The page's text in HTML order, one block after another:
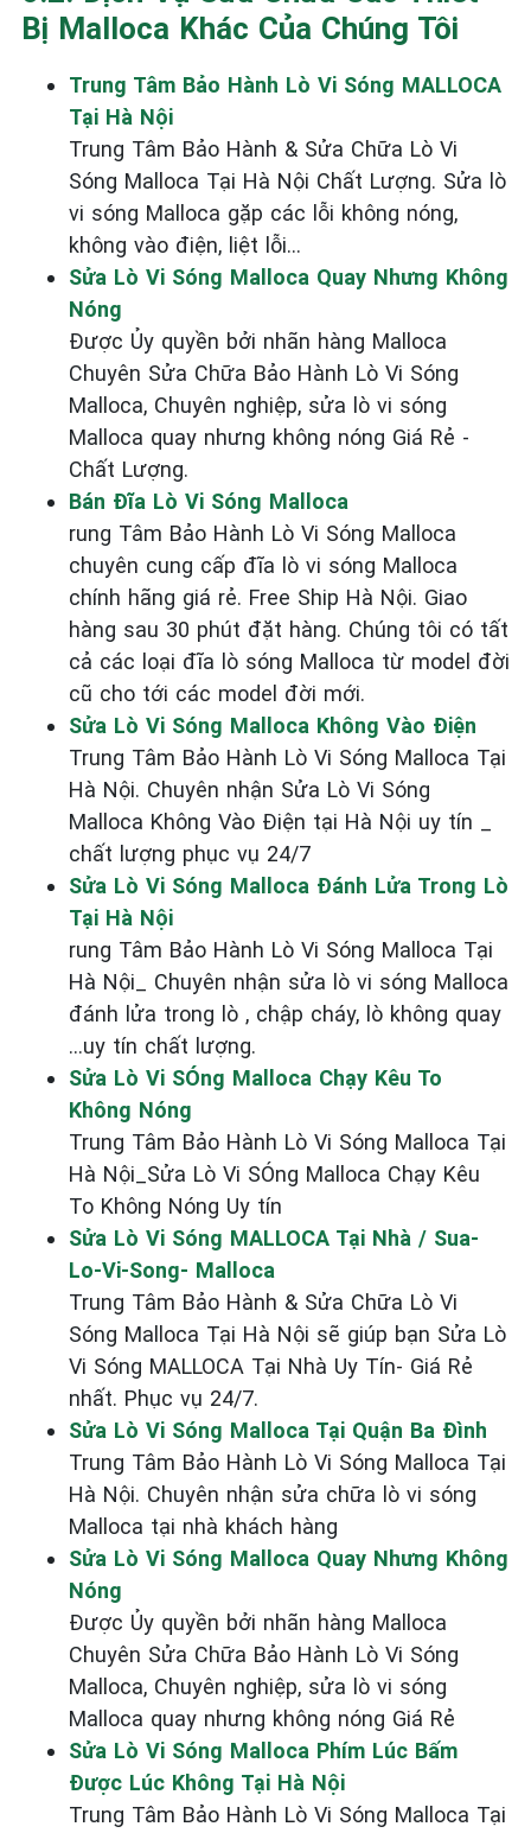
Bị Malloca Khác Của Chúng Tôi
Trung Tâm Bảo Hành Lò Vi Sóng MALLOCA
Tại Hà Nội
Trung Tâm Bảo Hành & Sửa Chữa Lò Vi
Sóng Malloca Tại Hà Nội Chất Lượng. Sửa lò
vi sóng Malloca gặp các lỗi không nóng,
không vào điện, liệt lỗi...
Sửa Lò Vi Sóng Malloca Quay Nhưng Không
Nóng
Được Ủy quyền bởi nhãn hàng Malloca
Chuyên Sửa Chữa Bảo Hành Lò Vi Sóng
Malloca, Chuyên nghiệp, sửa lò vi sóng
Malloca quay nhưng không nóng Giá Rẻ -
Chất Lượng.
Bán Đĩa Lò Vi Sóng Malloca
rung Tâm Bảo Hành Lò Vi Sóng Malloca
chuyên cung cấp đĩa lò vi sóng Malloca
chính hãng giá rẻ. Free Ship Hà Nội. Giao
hàng sau 30 phút đặt hàng. Chúng tôi có tất
cả các loại đĩa lò sóng Malloca từ model đời
cũ cho tới các model đời mới.
Sửa Lò Vi Sóng Malloca Không Vào Điện
Trung Tâm Bảo Hành Lò Vi Sóng Malloca Tại
Hà Nội. Chuyên nhận Sửa Lò Vi Sóng
Malloca Không Vào Điện tại Hà Nội uy tín _
chất lượng phục vụ 24/7
Sửa Lò Vi Sóng Malloca Đánh Lửa Trong Lò
Tại Hà Nội
rung Tâm Bảo Hành Lò Vi Sóng Malloca Tại
Hà Nội_ Chuyên nhận sửa lò vi sóng Malloca
đánh lửa trong lò , chập cháy, lò không quay
...uy tín chất lượng.
Sửa Lò Vi SÓng Malloca Chạy Kêu To
Không Nóng
Trung Tâm Bảo Hành Lò Vi Sóng Malloca Tại
Hà Nội_Sửa Lò Vi SÓng Malloca Chạy Kêu
To Không Nóng Uy tín
Sửa Lò Vi Sóng MALLOCA Tại Nhà / Sua-
Lo-Vi-Song- Malloca
Trung Tâm Bảo Hành & Sửa Chữa Lò Vi
Sóng Malloca Tại Hà Nội sẽ giúp bạn Sửa Lò
Vi Sóng MALLOCA Tại Nhà Uy Tín- Giá Rẻ
nhất. Phục vụ 24/7.
Sửa Lò Vi Sóng Malloca Tại Quận Ba Đình
Trung Tâm Bảo Hành Lò Vi Sóng Malloca Tại
Hà Nội. Chuyên nhận sửa chữa lò vi sóng
Malloca tại nhà khách hàng
Sửa Lò Vi Sóng Malloca Quay Nhưng Không
Nóng
Được Ủy quyền bởi nhãn hàng Malloca
Chuyên Sửa Chữa Bảo Hành Lò Vi Sóng
Malloca, Chuyên nghiệp, sửa lò vi sóng
Malloca quay nhưng không nóng Giá Rẻ
Sửa Lò Vi Sóng Malloca Phím Lúc Bấm
Được Lúc Không Tại Hà Nội
Trung Tâm Bảo Hành Lò Vi Sóng Malloca Tại